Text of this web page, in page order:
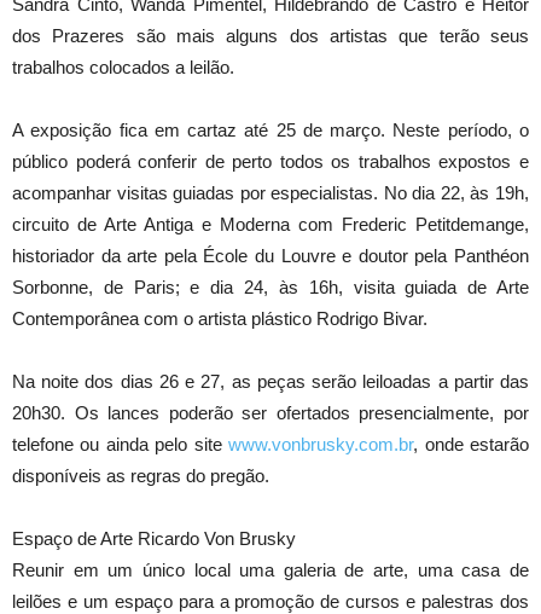
Sandra Cinto, Wanda Pimentel, Hildebrando de Castro e Heitor
dos Prazeres são mais alguns dos artistas que terão seus
trabalhos colocados a leilão.
A exposição fica em cartaz até 25 de março. Neste período, o
público poderá conferir de perto todos os trabalhos expostos e
acompanhar visitas guiadas por especialistas. No dia 22, às 19h,
circuito de Arte Antiga e Moderna com Frederic Petitdemange,
historiador da arte pela École du Louvre e doutor pela Panthéon
Sorbonne, de Paris; e dia 24, às 16h, visita guiada de Arte
Contemporânea com o artista plástico Rodrigo Bivar.
Na noite dos dias 26 e 27, as peças serão leiloadas a partir das
20h30. Os lances poderão ser ofertados presencialmente, por
telefone ou ainda pelo sitewww.vonbrusky.com.br, onde estarão
disponíveis as regras do pregão.
Espaço de Arte Ricardo Von Brusky
Reunir em um único local uma galeria de arte, uma casa de
leilões e um espaço para a promoção de cursos e palestras dos